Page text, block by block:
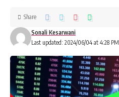
Last updated: 2024/06/04 at 4:28 PM
Sonali Kesarwani
Share